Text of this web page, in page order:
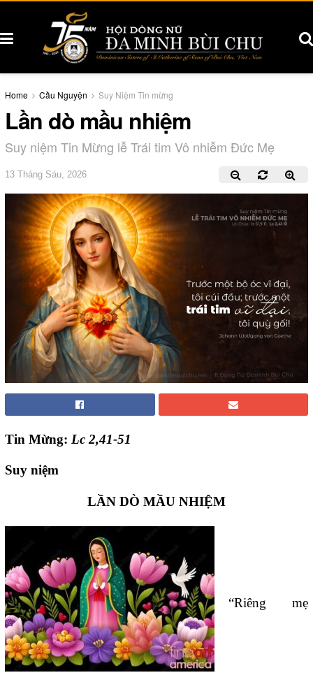
Home Cầu Nguyện Suy Niệm Tin mừng
Lần dò mầu nhiệm
Suy niệm Tin Mừng lễ Trái tim Vô nhiễm Đức Mẹ
13 Tháng Sáu, 2026
Tin Mừng: Lc 2,41-51
Suy niệm
LẦN DÒ MẦU NHIỆM
“Riêng mẹ